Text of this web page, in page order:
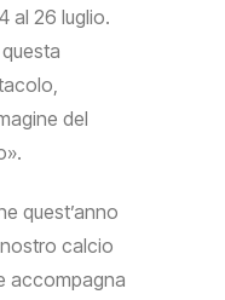
al 26 luglio.
del
quest’anno
calcio
accompagna